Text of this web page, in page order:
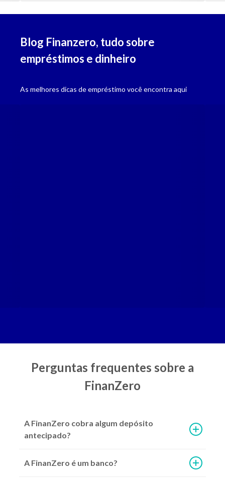
Seriedade
Empresa devidamente regulamentada pelo BACEN, compromisso
Blog Finanzero, tudo sobre
empréstimos e dinheiro
As melhores dicas de empréstimo você encontra aqui
2ª parcela do Auxílio Emergencial 2021: como vai
Perguntas frequentes sobre a
FinanZero
A FinanZero cobra algum depósito
antecipado?
A FinanZero é um banco?